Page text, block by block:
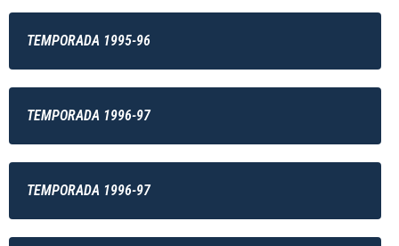
TEMPORADA 1995-96
TEMPORADA 1996-97
TEMPORADA 1996-97